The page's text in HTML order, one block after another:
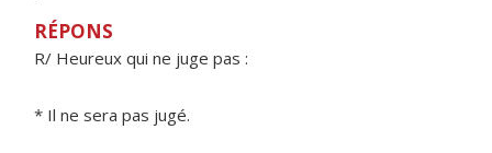
RÉPONS
R/ Heureux qui ne juge pas :
* Il ne sera pas jugé.